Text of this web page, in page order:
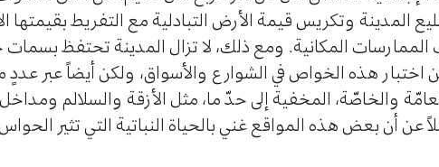
المدينة وتكريس قيمة الأرض التبادلية مع التفريط بقيمتها
المكانية. ومع ذلك، لا تزال المدينة تحتفظ
هذه الخواص في الشوارع والأسواق، ولكن أيضاً عبر عددٍ
والخاصّة، المخفية إلى حدّ ما، مثل الأزقة والسلالم
عن أن بعض هذه المواقع غني بالحياة النباتية التي تثير